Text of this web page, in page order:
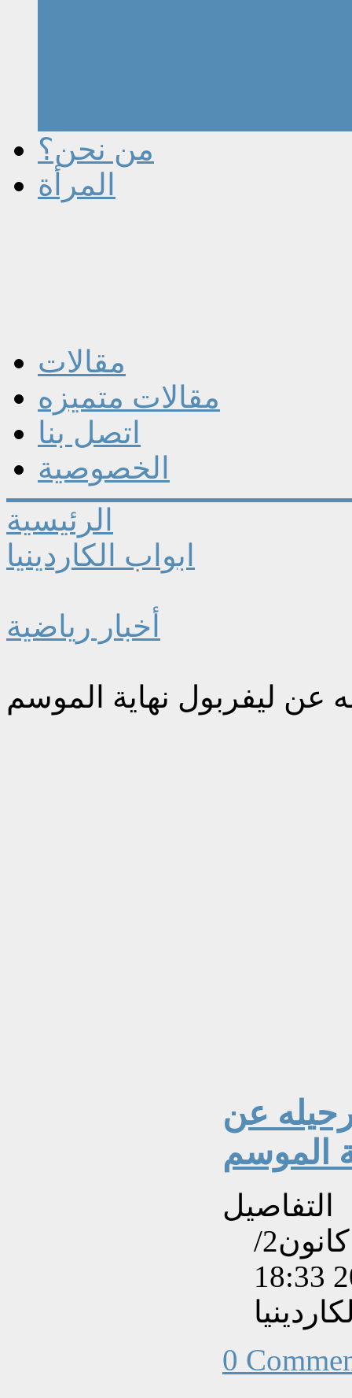
من نحن؟
المرأة
مقالات
مقالات متميزه
اتصل بنا
الخصوصية
الرئيسية
ابواب الكاردينيا
أخبار رياضية
عن ليفربول نهاية الموسم
عن
الموسم
التفاصيل
تم إنشاءه بتاريخ الجمعة, 26 كانون2/
0